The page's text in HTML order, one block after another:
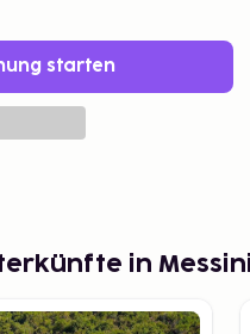
starten
in